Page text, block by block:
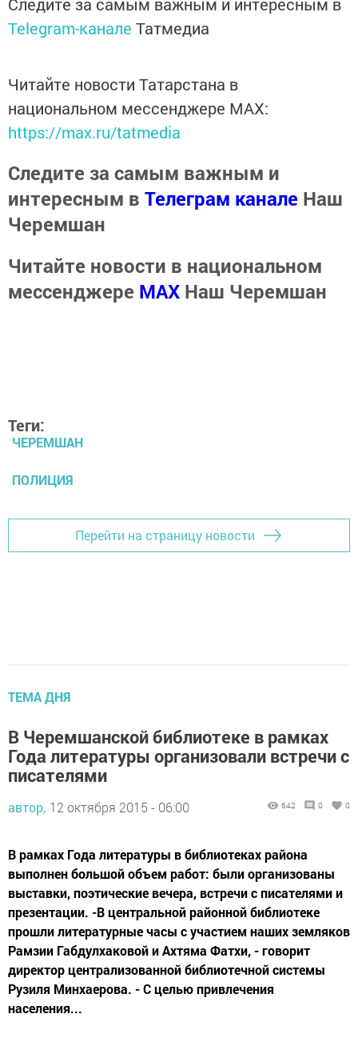
Telegram-канале Татмедиа
Читайте новости Татарстана в
национальном мессенджере MАХ:
https://max.ru/tatmedia
Следите за самым важным и
интересным в Телеграм канале Наш
Черемшан
Читайте новости в национальном
мессенджере MАХ Наш Черемшан
Теги:
ЧЕРЕМШАН
ПОЛИЦИЯ
Перейти на страницу новости
ТЕМА ДНЯ
В Черемшанской библиотеке в рамках
Года литературы организовали встречи с
писателями
автор, 12 октября 2015 - 06:00 642 0 0
В рамках Года литературы в библиотеках района
выполнен большой объем работ: были организованы
выставки, поэтические вечера, встречи с писателями и
презентации. -В центральной районной библиотеке
прошли литературные часы с участием наших земляков
Рамзии Габдулхаковой и Ахтяма Фатхи, - говорит
директор централизованной библиотечной системы
Рузиля Минхаерова. - С целью привлечения
населения...